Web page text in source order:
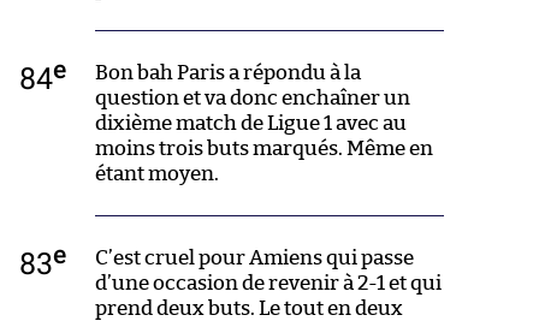
84e
Bon bah Paris a répondu à la
question et va donc enchaîner un
dixième match de Ligue 1 avec au
moins trois buts marqués. Même en
étant moyen.
83e
C’est cruel pour Amiens qui passe
d’une occasion de revenir à 2-1 et qui
prend deux buts. Le tout en deux